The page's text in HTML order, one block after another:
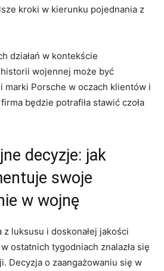
kroki w‍ kierunku pojednania z
działań w kontekście
wojennej może‍ być
marki Porsche w oczach klientów i
będzie potrafiła stawić czoła
decyzje:‌ jak
swoje​
w wojnę
z luksusu i doskonałej​ jakości
ostatnich ⁢tygodniach znalazła się
Decyzja o zaangażowaniu się w